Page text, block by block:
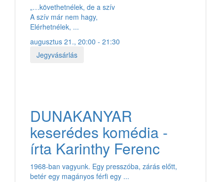
„…követhetnélek, de a szív
A szív már nem hagy,
Elérhetnélek, ...
augusztus 21., 20:00 - 21:30
Jegyvásárlás
DUNAKANYAR
keserédes komédia -
írta Karinthy Ferenc
1968-ban vagyunk. Egy presszóba, zárás előtt,
betér egy magányos férfi egy ...